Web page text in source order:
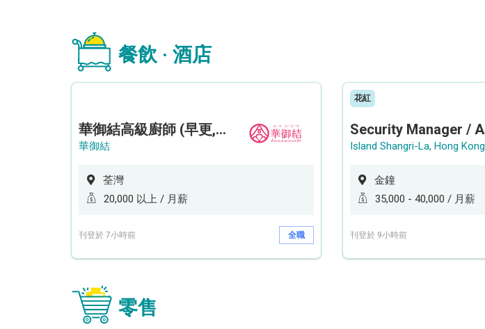
餐飲 · 酒店
華御結高級廚師 (早更,中央廚房)*底薪可達20k* (5天工作週)
華御結
荃灣
20,000 以上 / 月薪
刊登於 7小時前 全職
花紅
Island Shangri-La, Hong Kong
金鐘
35,000 - 40,000 / 月薪
刊登於 9小時前
零售